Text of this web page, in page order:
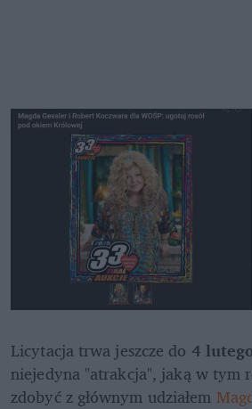
Licytacja trwa jeszcze do 4
niejedyna "atrakcja", jaką w tym
zdobyć z głównym udziałem